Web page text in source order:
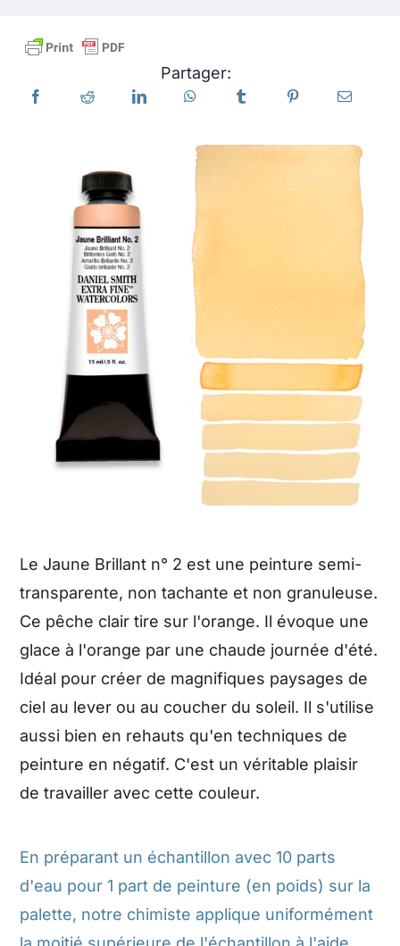
Produits
Événements
Ressources
Trouver un détaillant
Contactez-nous
S'abonner
Partager:
Le Jaune Brillant n° 2 est une peinture semi-
transparente, non tachante et non granuleuse.
Ce pêche clair tire sur l'orange. Il évoque une
glace à l'orange par une chaude journée d'été.
Idéal pour créer de magnifiques paysages de
ciel au lever ou au coucher du soleil. Il s'utilise
aussi bien en rehauts qu'en techniques de
peinture en négatif. C'est un véritable plaisir
de travailler avec cette couleur.
En préparant un échantillon avec 10 parts
d'eau pour 1 part de peinture (en poids) sur la
palette, notre chimiste applique uniformément